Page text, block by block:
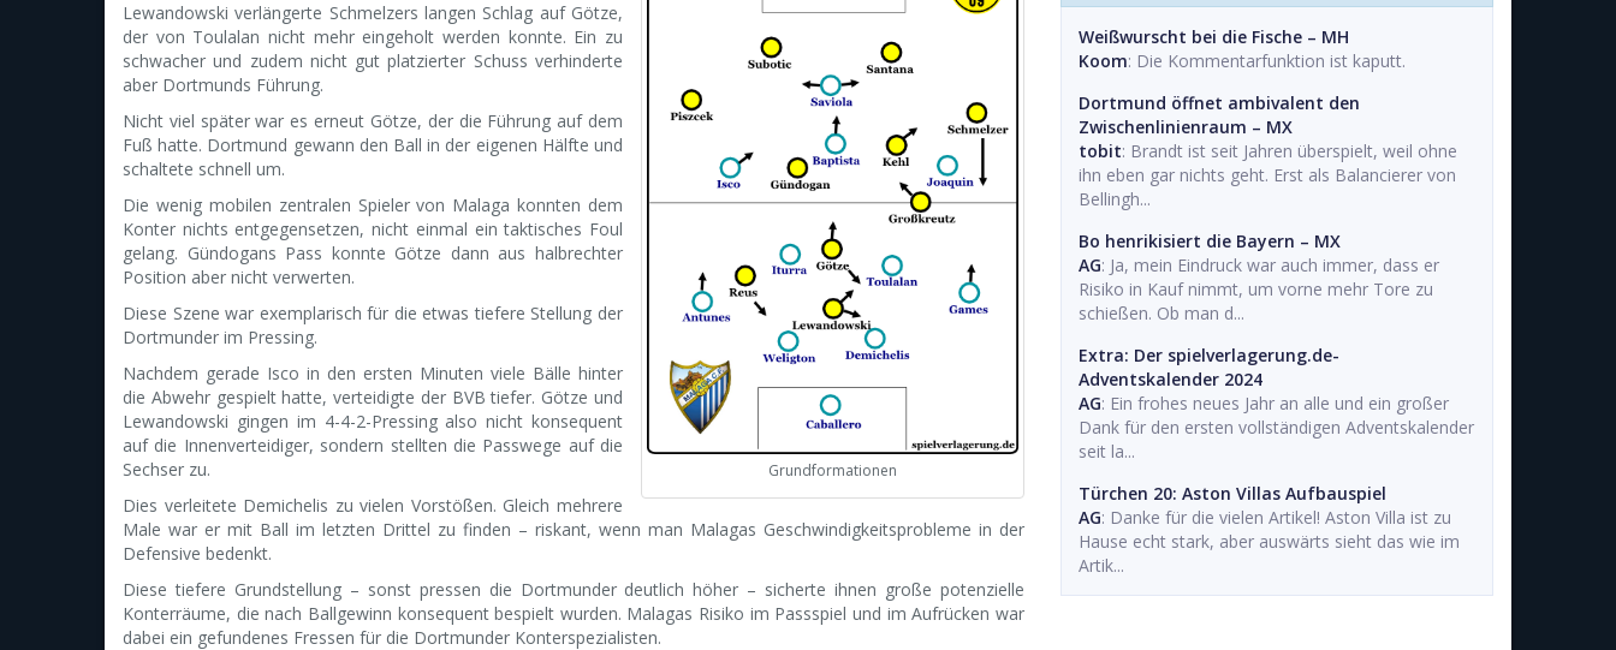
Grundformationen
Lewandowski verlängerte Schmelzers langen Schlag auf Götze,
der von Toulalan nicht mehr eingeholt werden konnte. Ein zu
schwacher und zudem nicht gut platzierter Schuss verhinderte
aber Dortmunds Führung.
Nicht viel später war es erneut Götze, der die Führung auf dem
Fuß hatte. Dortmund gewann den Ball in der eigenen Hälfte und
schaltete schnell um.
Die wenig mobilen zentralen Spieler von Malaga konnten dem
Konter nichts entgegensetzen, nicht einmal ein taktisches Foul
gelang. Gündogans Pass konnte Götze dann aus halbrechter
Position aber nicht verwerten.
Diese Szene war exemplarisch für die etwas tiefere Stellung der
Dortmunder im Pressing.
Nachdem gerade Isco in den ersten Minuten viele Bälle hinter
die Abwehr gespielt hatte, verteidigte der BVB tiefer. Götze und
Lewandowski gingen im 4-4-2-Pressing also nicht konsequent
auf die Innenverteidiger, sondern stellten die Passwege auf die
Sechser zu.
Dies verleitete Demichelis zu vielen Vorstößen. Gleich mehrere
Male war er mit Ball im letzten Drittel zu finden – riskant, wenn man Malagas Geschwindigkeitsprobleme in der
Defensive bedenkt.
Diese tiefere Grundstellung – sonst pressen die Dortmunder deutlich höher – sicherte ihnen große potenzielle
Konterräume, die nach Ballgewinn konsequent bespielt wurden. Malagas Risiko im Passspiel und im Aufrücken war
dabei ein gefundenes Fressen für die Dortmunder Konterspezialisten.
Weißwurscht bei die Fische – MH
Koom: Die Kommentarfunktion ist kaputt.
Dortmund öffnet ambivalent den
Zwischenlinienraum – MX
tobit: Brandt ist seit Jahren überspielt, weil ohne
ihn eben gar nichts geht. Erst als Balancierer von
Bellingh...
Bo henrikisiert die Bayern – MX
AG: Ja, mein Eindruck war auch immer, dass er
Risiko in Kauf nimmt, um vorne mehr Tore zu
schießen. Ob man d...
Extra: Der spielverlagerung.de-
Adventskalender 2024
AG: Ein frohes neues Jahr an alle und ein großer
Dank für den ersten vollständigen Adventskalender
seit la...
Türchen 20: Aston Villas Aufbauspiel
AG: Danke für die vielen Artikel! Aston Villa ist zu
Hause echt stark, aber auswärts sieht das wie im
Artik...